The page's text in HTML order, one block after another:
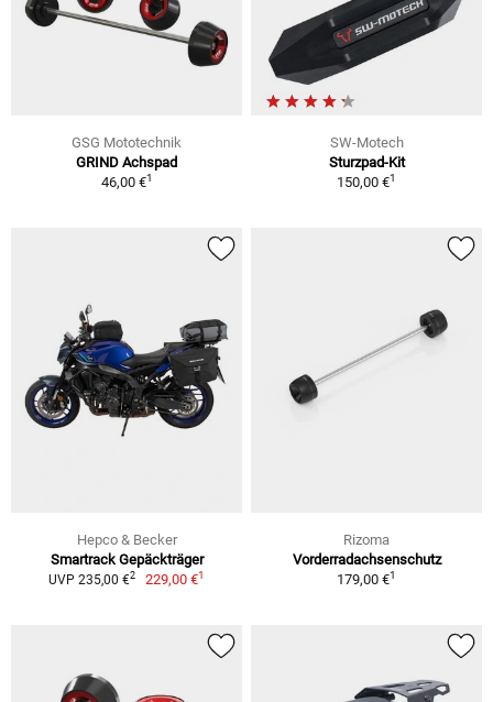
GSG Mototechnik
GRIND Achspad
46,00 €1
SW-Motech
Sturzpad-Kit
150,00 €1
Hepco & Becker
Smartrack Gepäckträger
UVP 235,00 €2 229,00 €1
Rizoma
Vorderradachsenschutz
179,00 €1